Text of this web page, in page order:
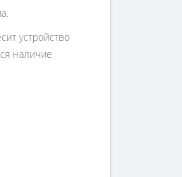
устройство
наличие